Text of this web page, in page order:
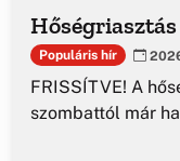
Hőségriasztás
Populáris hír
FRISSÍTVE! A
szombattól már